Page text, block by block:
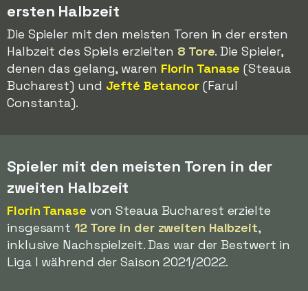
ersten Halbzeit
Die Spieler mit den meisten Toren in der ersten
Halbzeit des Spiels erzielten 8 Tore. Die Spieler,
denen das gelang, waren Florin Tanase (Steaua
Bucharest) und Jefté Betancor (Farul
Constanta).
Spieler mit den meisten Toren in der
zweiten Halbzeit
Florin Tanase von Steaua Bucharest erzielte
insgesamt12 Tore in der zweiten Halbzeit,
inklusive Nachspielzeit. Das war der Bestwert in
Liga I während der Saison 2021/2022.